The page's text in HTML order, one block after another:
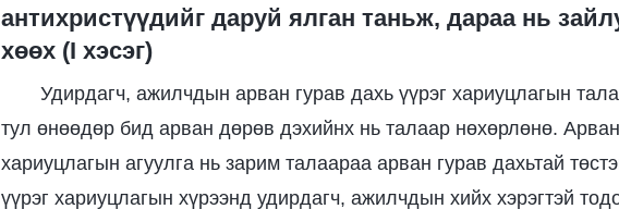
антихристүүдийг даруй ялган таньж, дараа нь
хөөх (I хэсэг)
Удирдагч, ажилчдын арван гурав дахь үүрэг хариуцлагын
тул өнөөдөр бид арван дөрөв дэхийнх нь талаар нөхөрлөнө.
хариуцлагын агуулга нь зарим талаараа арван гурав дахьтай
үүрэг хариуцлагын хүрээнд удирдагч, ажилчдын хийх хэрэгтэй